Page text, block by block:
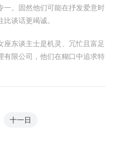
一。固然他们可能在抒发爱意时
谈话更竭诚。
座东谈主士是机灵、冗忙且富足
有限公司，他们在糊口中追求特
十一日